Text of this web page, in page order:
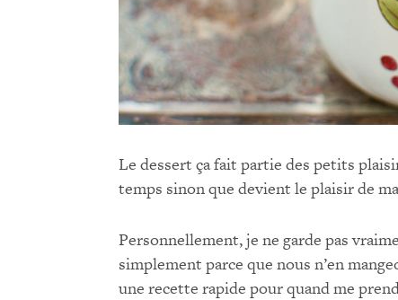
Le dessert ça fait partie des petits
temps sinon que devient le plaisir de
Personnellement, je ne garde pas
simplement parce que nous n’en
une recette rapide pour quand me